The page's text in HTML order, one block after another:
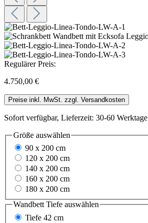
Regulärer Preis:
4.750,00 €
Preise inkl. MwSt. zzgl. Versandkosten
Sofort verfügbar, Lieferzeit: 30-60 Werktage
Größe auswählen
90 x 200 cm
120 x 200 cm
140 x 200 cm
160 x 200 cm
180 x 200 cm
Wandbett Tiefe auswählen
Tiefe 42 cm